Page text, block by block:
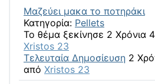
Μαζεύει μακα το ποτηράκι
Κατηγορία: Pellets
Το θέμα ξεκίνησε 2 Χρόνια
Xristos 23
Τελευταία Δημοσίευση 2
από Xristos 23